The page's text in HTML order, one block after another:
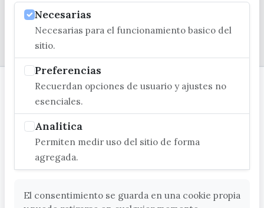
Necesarias
Necesarias para el funcionamiento basico del
sitio.
Preferencias
Recuerdan opciones de usuario y ajustes no
esenciales.
Analitica
Permiten medir uso del sitio de forma
agregada.
El consentimiento se guarda en una cookie propia